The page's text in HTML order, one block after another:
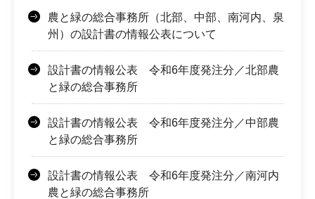
農と緑の総合事務所（北部、中部、南河内、泉
州）の設計書の情報公表について
設計書の情報公表 令和6年度発注分／北部農
と緑の総合事務所
設計書の情報公表 令和6年度発注分／中部農
と緑の総合事務所
設計書の情報公表 令和6年度発注分／南河内
農と緑の総合事務所